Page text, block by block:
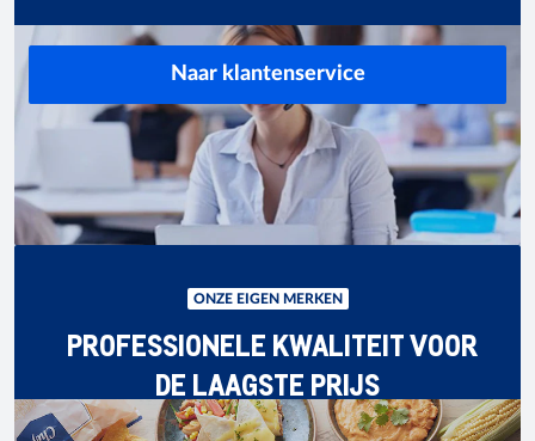
Naar klantenservice
ONZE EIGEN MERKEN
PROFESSIONELE KWALITEIT VOOR
DE LAAGSTE PRIJS